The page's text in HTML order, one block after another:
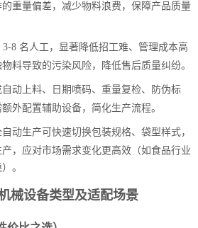
重量偏差，减少物料浪费，保障产品质量
3-8 名人工，显著降低招工难、管理成本高
料导致的污染风险，降低售后质量纠纷。
动上料、日期喷码、重量复检、防伪标
外配置辅助设备，简化生产流程。
动生产可快速切换包装规格、袋型样式，
，应对市场需求变化更高效（如食品行业
。
械设备类型及适配场景